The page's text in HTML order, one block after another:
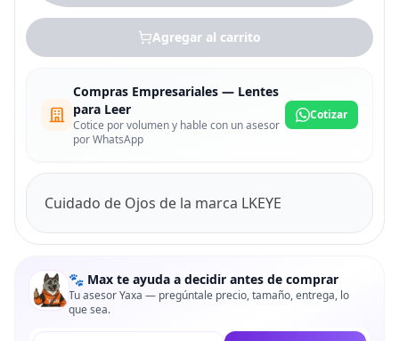
Agregar al carrito
Compras Empresariales — Lentes
para Leer
Cotice por volumen y hable con un asesor
por WhatsApp
Cotizar
Cuidado de Ojos de la marca LKEYE
🐾 Max te ayuda a decidir antes de comprar
Tu asesor Yaxa — pregúntale precio, tamaño, entrega, lo
que sea.